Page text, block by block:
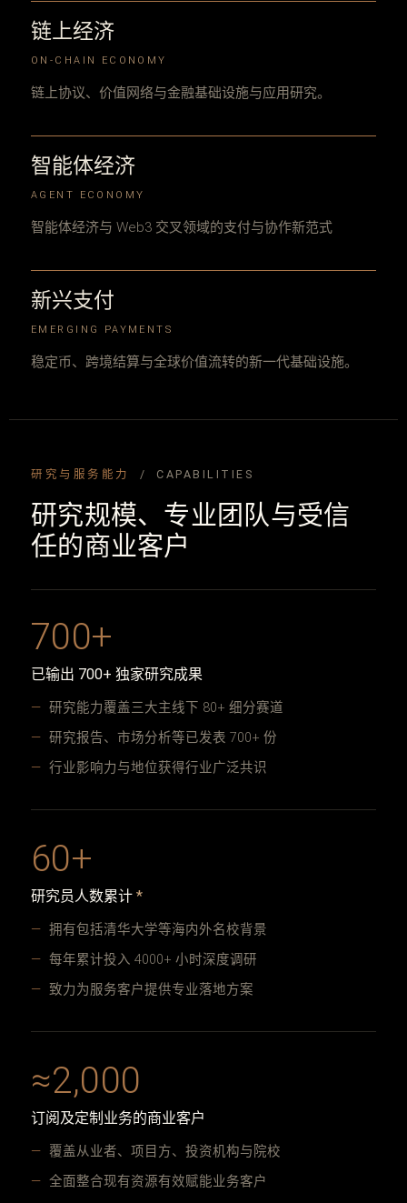
链上经济
ON-CHAIN ECONOMY
链上协议、价值网络与金融基础设施与应用研究。
智能体经济
AGENT ECONOMY
智能体经济与 Web3 交叉领域的支付与协作新范式
新兴支付
EMERGING PAYMENTS
稳定币、跨境结算与全球价值流转的新一代基础设施。
研究与服务能力 / CAPABILITIES
研究规模、专业团队与受信
任的商业客户
700+
已输出 700+ 独家研究成果
研究能力覆盖三大主线下 80+ 细分赛道
研究报告、市场分析等已发表 700+ 份
行业影响力与地位获得行业广泛共识
60+
研究员人数累计 *
拥有包括清华大学等海内外名校背景
每年累计投入 4000+ 小时深度调研
致力为服务客户提供专业落地方案
≈2,000
订阅及定制业务的商业客户
覆盖从业者、项目方、投资机构与院校
全面整合现有资源有效赋能业务客户